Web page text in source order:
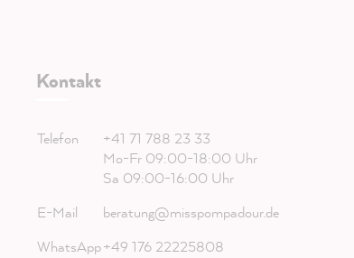
Kontakt
Telefon
+41 71 788 23 33
Mo-Fr 09:00-18:00 Uhr
Sa 09:00-16:00 Uhr
E-Mail
beratung@misspompadour.de
WhatsApp+49 176 22225808